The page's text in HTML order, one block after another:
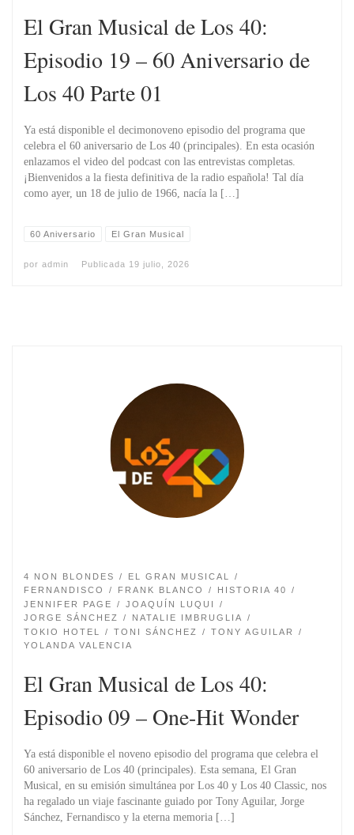
El Gran Musical de Los 40:
Episodio 19 – 60 Aniversario de
Los 40 Parte 01
Ya está disponible el decimonoveno episodio del programa que
celebra el 60 aniversario de Los 40 (principales). En esta ocasión
enlazamos el video del podcast con las entrevistas completas.
¡Bienvenidos a la fiesta definitiva de la radio española! Tal día
como ayer, un 18 de julio de 1966, nacía la […]
60 Aniversario El Gran Musical
por admin Publicada 19 julio, 2026
4 NON BLONDES
EL GRAN MUSICAL
FERNANDISCO
FRANK BLANCO
HISTORIA 40
JENNIFER PAGE
JOAQUÍN LUQUI
JORGE SÁNCHEZ
NATALIE IMBRUGLIA
TOKIO HOTEL
TONI SÁNCHEZ
TONY AGUILAR
YOLANDA VALENCIA
El Gran Musical de Los 40:
Episodio 09 – One-Hit Wonder
Ya está disponible el noveno episodio del programa que celebra el
60 aniversario de Los 40 (principales). Esta semana, El Gran
Musical, en su emisión simultánea por Los 40 y Los 40 Classic, nos
ha regalado un viaje fascinante guiado por Tony Aguilar, Jorge
Sánchez, Fernandisco y la eterna memoria […]